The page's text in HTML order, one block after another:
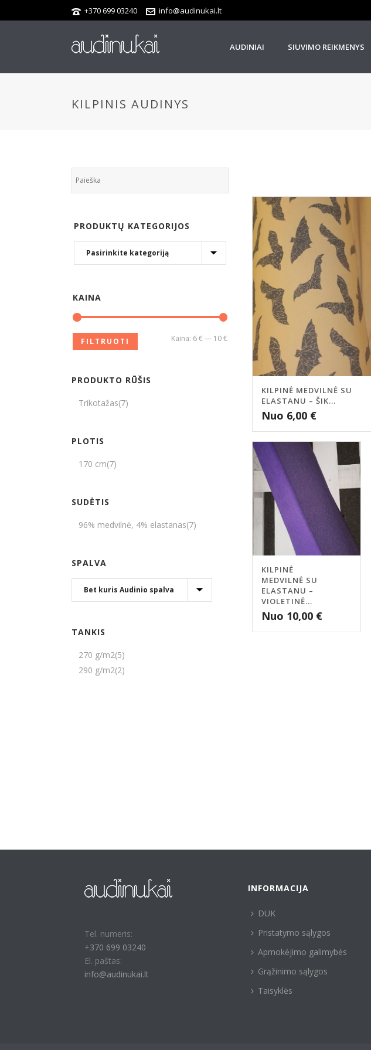
+370 699 03240 info@audinukai.lt
AUDINIAI SIUVIMO REIKMENYS
KILPINIS AUDINYS
KILPINĖ MEDVILNĖ SU
ELASTANU – ŠIK...
Nuo 6,00 €
KILPINĖ
MEDVILNĖ SU
ELASTANU –
VIOLETINĖ...
Nuo 10,00 €
PRODUKTŲ KATEGORIJOS
KAINA
FILTRUOTI Kaina: 6 €— 10 €
PRODUKTO RŪŠIS
Trikotažas(7)
PLOTIS
170 cm(7)
SUDĖTIS
96% medvilnė, 4% elastanas(7)
SPALVA
TANKIS
270 g/m2(5)
290 g/m2(2)
Tel. numeris:
+370 699 03240
El. paštas:
info@audinukai.lt
INFORMACIJA
DUK
Pristatymo sąlygos
Apmokėjimo galimybės
Grąžinimo sąlygos
Taisyklės